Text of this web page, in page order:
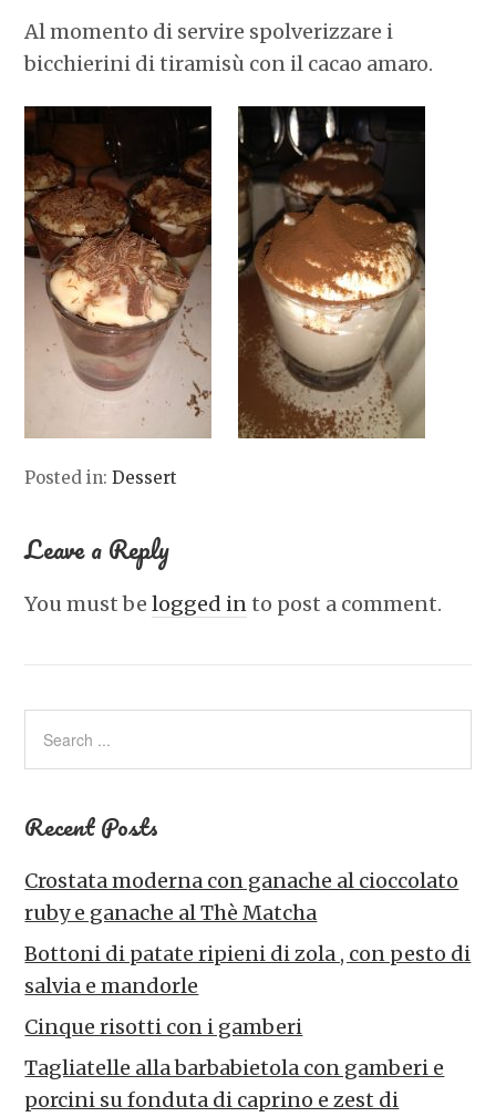
Al momento di servire spolverizzare i
bicchierini di tiramisù con il cacao amaro.
Posted in:Dessert
Leave a Reply
You must belogged into post a comment.
Recent Posts
Crostata moderna con ganache al cioccolato
ruby e ganache al Thè Matcha
Bottoni di patate ripieni di zola , con pesto di
salvia e mandorle
Cinque risotti con i gamberi
Tagliatelle alla barbabietola con gamberi e
porcini su fonduta di caprino e zest di